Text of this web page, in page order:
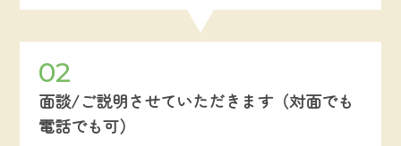
02
面談/ご説明させていただきます（対面でも
電話でも可）